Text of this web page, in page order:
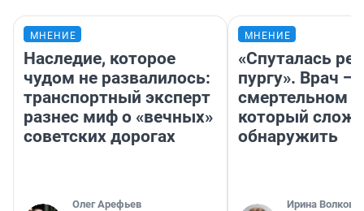
МНЕНИЕ
Наследие, которое
чудом не развалилось:
транспортный эксперт
разнес миф о «вечных»
советских дорогах
Олег Арефьев
МНЕНИЕ
«Спуталась
пургу». Врач —
смертельном
который
обнаружить
Ирина Волкова